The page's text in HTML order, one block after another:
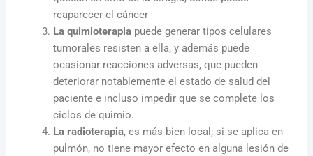
reaparecer el cáncer
La quimioterapia puede generar tipos celulares
tumorales resisten a ella, y además puede
ocasionar reacciones adversas, que pueden
deteriorar notablemente el estado de salud del
paciente e incluso impedir que se complete los
ciclos de quimio.
La radioterapia, es más bien local; si se aplica en
pulmón, no tiene mayor efecto en alguna lesión de